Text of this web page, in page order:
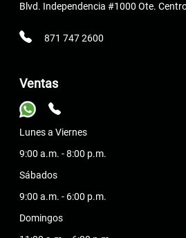
Blvd. Independencia #1000 Ote.
871 747 2600
Ventas
Lunes a Viernes
9:00 a.m. - 8:00 p.m.
Sábados
9:00 a.m. - 6:00 p.m.
Domingos